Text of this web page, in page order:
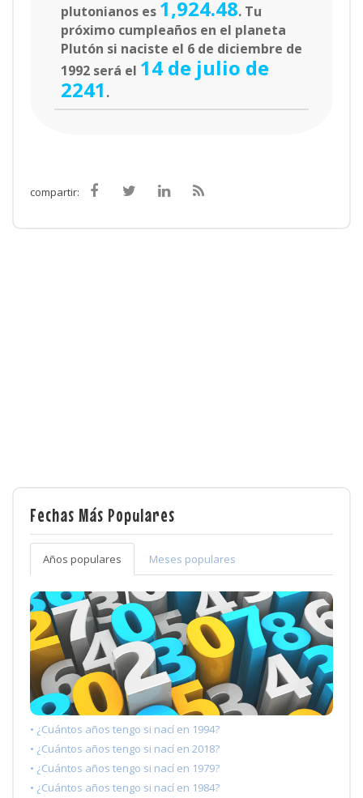
plutonianos es 1,924.48. Tu
próximo cumpleaños en el planeta
Plutón si naciste el 6 de diciembre de
1992 será el 14 de julio de
2241 .
compartir:
Fechas Más Populares
Años populares Meses populares
• ¿Cuántos años tengo si nací en 1994?
• ¿Cuántos años tengo si nací en 2018?
• ¿Cuántos años tengo si nací en 1979?
• ¿Cuántos años tengo si nací en 1984?